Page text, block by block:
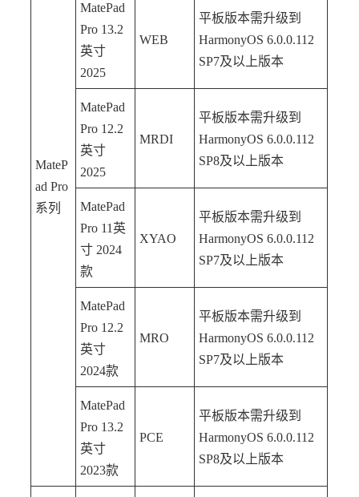
MateP
ad Pro
系列
MatePad
Pro 13.2
英寸
2025
WEB
平板版本需升级到
HarmonyOS 6.0.0.112
SP7及以上版本
MatePad
Pro 12.2
英寸
2025
MRDI
平板版本需升级到
HarmonyOS 6.0.0.112
SP8及以上版本
MatePad
Pro 11英
寸 2024
款
XYAO
平板版本需升级到
HarmonyOS 6.0.0.112
SP7及以上版本
MatePad
Pro 12.2
英寸
2024款
MRO
平板版本需升级到
HarmonyOS 6.0.0.112
SP7及以上版本
MatePad
Pro 13.2
英寸
2023款
PCE
平板版本需升级到
HarmonyOS 6.0.0.112
SP8及以上版本